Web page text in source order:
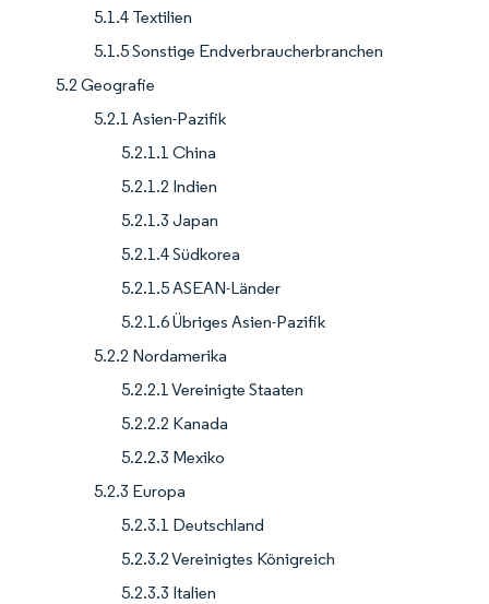
5.1.4 Textilien
5.1.5 Sonstige Endverbraucherbranchen
5.2 Geografie
5.2.1 Asien-Pazifik
5.2.1.1 China
5.2.1.2 Indien
5.2.1.3 Japan
5.2.1.4 Südkorea
5.2.1.5 ASEAN-Länder
5.2.1.6 Übriges Asien-Pazifik
5.2.2 Nordamerika
5.2.2.1 Vereinigte Staaten
5.2.2.2 Kanada
5.2.2.3 Mexiko
5.2.3 Europa
5.2.3.1 Deutschland
5.2.3.2 Vereinigtes Königreich
5.2.3.3 Italien